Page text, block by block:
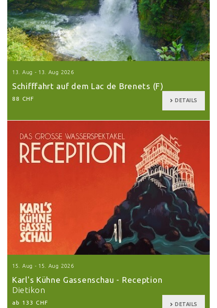
13. Aug - 13. Aug 2026
Schifffahrt auf dem Lac de Brenets (F)
88 CHF DETAILS
15. Aug - 15. Aug 2026
Karl's Kühne Gassenschau - Reception
Dietikon
ab 133 CHF DETAILS